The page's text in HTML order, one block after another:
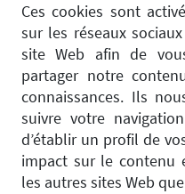
Ces cookies sont
sur les réseaux
site Web afin de
partager notre
connaissances. Ils
suivre votre
d’établir un profil de
impact sur le contenu
les autres sites Web